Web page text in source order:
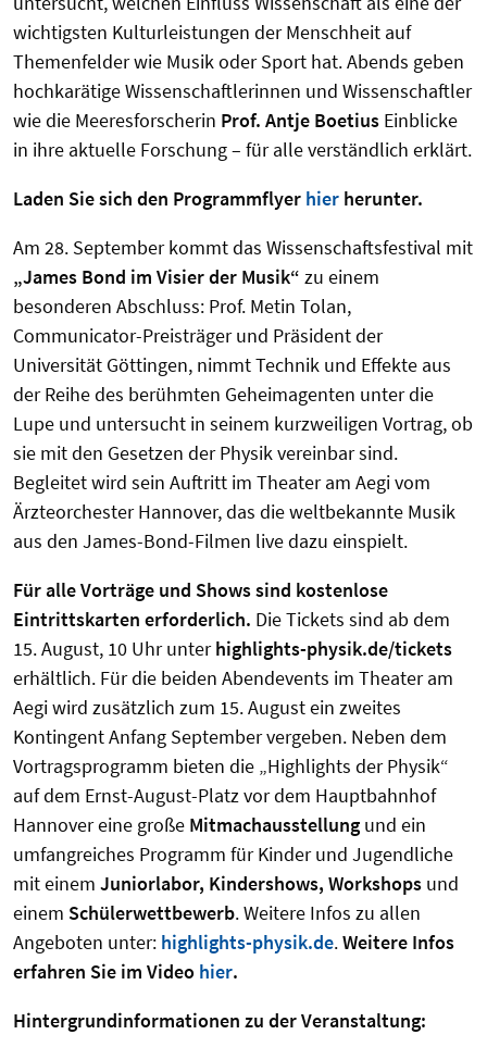
wichtigsten Kulturleistungen der Menschheit auf
Themenfelder wie Musik oder Sport hat. Abends geben
hochkarätige Wissenschaftlerinnen und Wissenschaftler
wie die Meeresforscherin Prof. Antje Boetius Einblicke
in ihre aktuelle Forschung – für alle verständlich erklärt.
Laden Sie sich den Programmflyer hier herunter.
Am 28. September kommt das Wissenschaftsfestival mit
„James Bond im Visier der Musik“ zu einem
besonderen Abschluss: Prof. Metin Tolan,
Communicator-Preisträger und Präsident der
Universität Göttingen, nimmt Technik und Effekte aus
der Reihe des berühmten Geheimagenten unter die
Lupe und untersucht in seinem kurzweiligen Vortrag, ob
sie mit den Gesetzen der Physik vereinbar sind.
Begleitet wird sein Auftritt im Theater am Aegi vom
Ärzteorchester Hannover, das die weltbekannte Musik
aus den James-Bond-Filmen live dazu einspielt.
Für alle Vorträge und Shows sind kostenlose
Eintrittskarten erforderlich. Die Tickets sind ab dem
15. August, 10 Uhr unterhighlights-physik.de/tickets
erhältlich. Für die beiden Abendevents im Theater am
Aegi wird zusätzlich zum 15. August ein zweites
Kontingent Anfang September vergeben. Neben dem
Vortragsprogramm bieten die „Highlights der Physik“
auf dem Ernst-August-Platz vor dem Hauptbahnhof
Hannover eine große Mitmachausstellung und ein
umfangreiches Programm für Kinder und Jugendliche
mit einem Juniorlabor, Kindershows, Workshops und
einem Schülerwettbewerb. Weitere Infos zu allen
Angeboten unter: highlights-physik.de.Weitere Infos
erfahren Sie im Video hier.
Hintergrundinformationen zu der Veranstaltung: